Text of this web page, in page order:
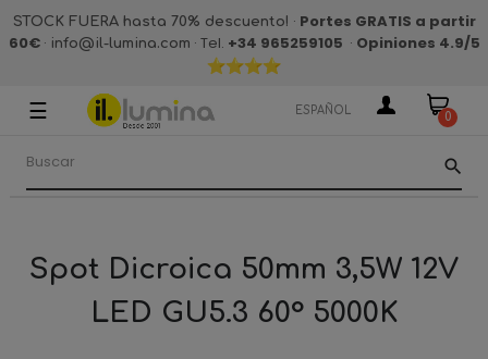
STOCK FUERA hasta 70% descuento! · Portes GRATIS a partir
60€· info@il-lumina.com · Tel. +34 965259105 · Opiniones 4.9/5
Navegación
palanca
☰ ESPAÑOL 0
search
Spot Dicroica 50mm 3,5W 12V
LED GU5.3 60° 5000K